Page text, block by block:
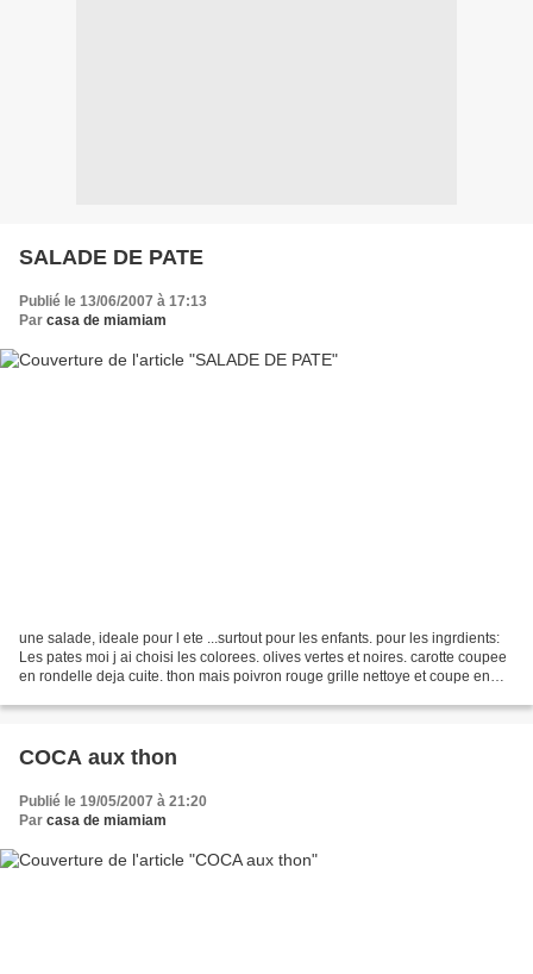
SALADE DE PATE
Publié le 13/06/2007 à 17:13
Par casa de miamiam
une salade, ideale pour l ete ...surtout pour les enfants. pour les ingrdients:
Les pates moi j ai choisi les colorees. olives vertes et noires. carotte coupee
en rondelle deja cuite. thon mais poivron rouge grille nettoye et coupe en
COCA aux thon
Publié le 19/05/2007 à 21:20
Par casa de miamiam